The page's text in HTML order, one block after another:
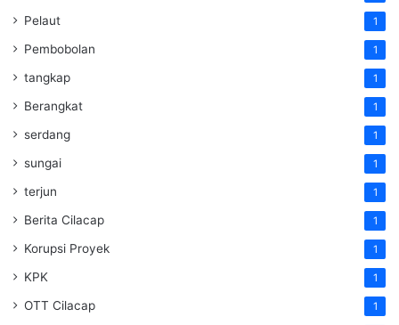
Pelaut 1
Pembobolan 1
tangkap 1
Berangkat 1
serdang 1
sungai 1
terjun 1
Berita Cilacap 1
Korupsi Proyek 1
KPK 1
OTT Cilacap 1